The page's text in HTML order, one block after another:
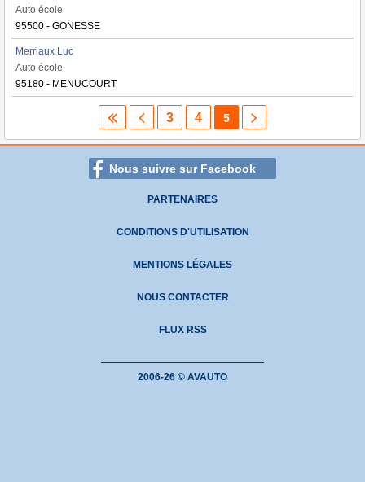
Auto école
95500 - GONESSE
Merriaux Luc
Auto école
95180 - MENUCOURT
3 4 5
Nous suivre sur Facebook
PARTENAIRES
CONDITIONS D'UTILISATION
MENTIONS LÉGALES
NOUS CONTACTER
FLUX RSS
2006-26 © AVAUTO